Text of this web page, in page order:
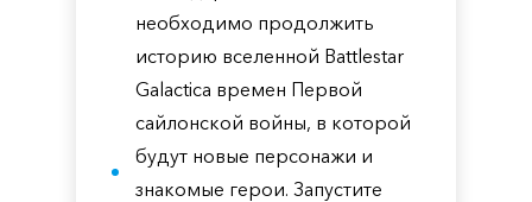
необходимо продолжить
историю вселенной Battlestar
Galactica времен Первой
сайлонской войны, в которой
будут новые персонажи и
знакомые герои. Запустите